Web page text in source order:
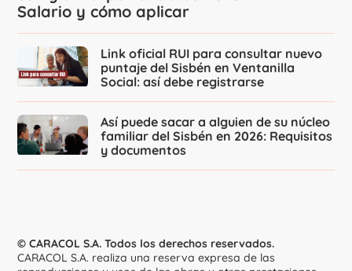
Salario y cómo aplicar
Link oficial RUI para consultar nuevo
puntaje del Sisbén en Ventanilla
Social: así debe registrarse
Así puede sacar a alguien de su núcleo
familiar del Sisbén en 2026: Requisitos
y documentos
© CARACOL S.A. Todos los derechos reservados.
CARACOL S.A. realiza una reserva expresa de las